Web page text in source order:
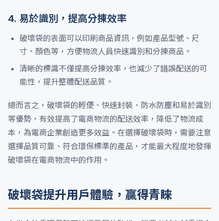
4. 易於識別，提高分揀效率
破壞袋的表面可以印刷商品資訊，例如產品型號、尺
寸、顏色等，方便物流人員快速識別和分揀商品。
清晰的標識不僅提高分揀效率，也減少了錯誤配送的可
能性，提升整體配送品質。
總而言之，破壞袋的輕便、快速封裝、防水防塵和易於識別
等優勢，有效提高了電商物流的配送效率，降低了物流成
本，為電商企業創造更多效益。在選擇破壞袋時，需要注意
選擇品質可靠、符合環保標準的產品，才能最大程度地發揮
破壞袋在電商物流中的作用。
破壞袋提升用戶體驗，贏得青睞